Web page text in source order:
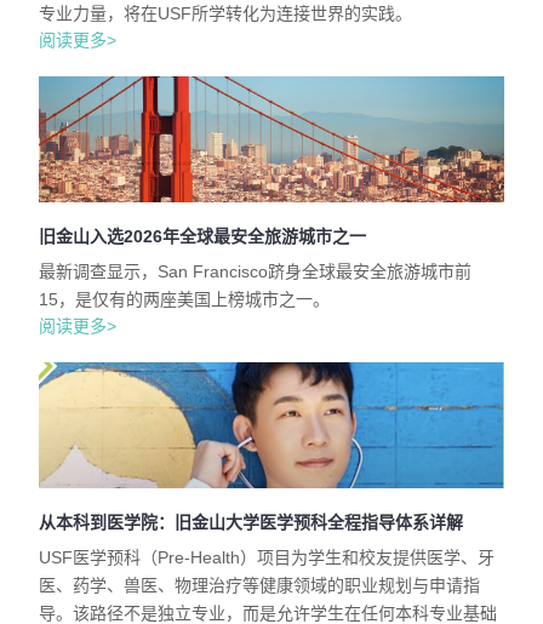
专业力量，将在USF所学转化为连接世界的实践。
阅读更多>
旧金山入选2026年全球最安全旅游城市之一
最新调查显示，San Francisco跻身全球最安全旅游城市前
15，是仅有的两座美国上榜城市之一。
阅读更多>
从本科到医学院：旧金山大学医学预科全程指导体系详解
USF医学预科（Pre-Health）项目为学生和校友提供医学、牙
医、药学、兽医、物理治疗等健康领域的职业规划与申请指
导。该路径不是独立专业，而是允许学生在任何本科专业基础